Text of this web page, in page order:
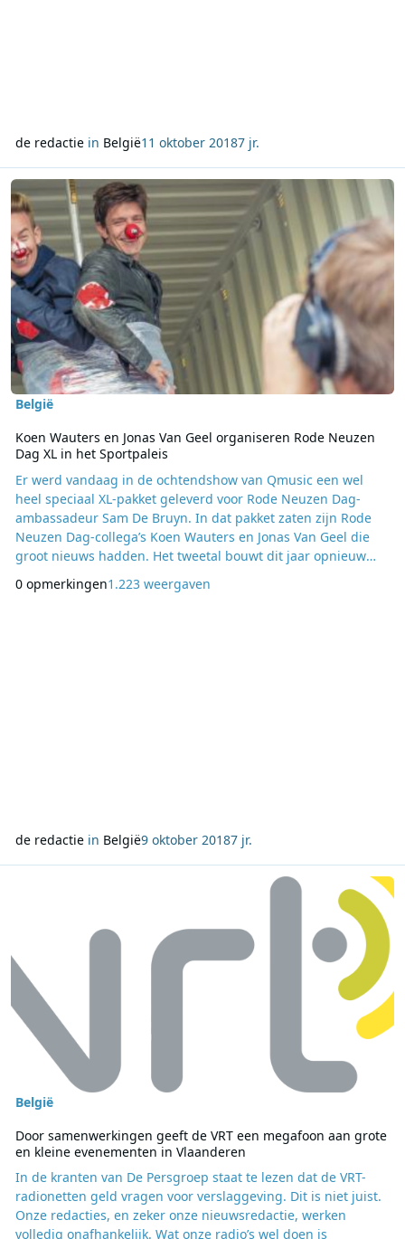
de redactiein België11 oktober 20187 jr.
Lees meer over Koen Wauters en Jonas Van Geel organiseren
België
Koen Wauters en Jonas Van Geel organiseren Rode Neuzen
Dag XL in het Sportpaleis
Er werd vandaag in de ochtendshow van Qmusic een wel
heel speciaal XL-pakket geleverd voor Rode Neuzen Dag-
ambassadeur Sam De Bruyn. In dat pakket zaten zijn Rode
Neuzen Dag-collega’s Koen Wauters en Jonas Van Geel die
groot nieuws hadden. Het tweetal bouwt dit jaar opnieuw
alleen gaan ze nu voor een XL-versie op vrijdag 30 november
0 opmerkingen1.223 weergaven
de redactiein België9 oktober 20187 jr.
Lees meer over Door samenwerkingen geeft de VRT een
België
Door samenwerkingen geeft de VRT een megafoon aan grote
en kleine evenementen in Vlaanderen
In de kranten van De Persgroep staat te lezen dat de VRT-
radionetten geld vragen voor verslaggeving. Dit is niet juist.
Onze redacties, en zeker onze nieuwsredactie, werken
volledig onafhankelijk. Wat onze radio’s wel doen is